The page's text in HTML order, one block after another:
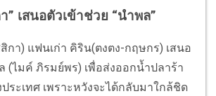
” เสนอตัวเข้าช่วย “นำพล”
กา) แฟนเก่า คิริน(ตงตง-กฤษกร) เสนอ
(ไมค์ ภิรมย์พร) เพื่อส่งออกน้ำปลาร้า
ระเทศ เพราะหวังจะได้กลับมาใกล้ชิด